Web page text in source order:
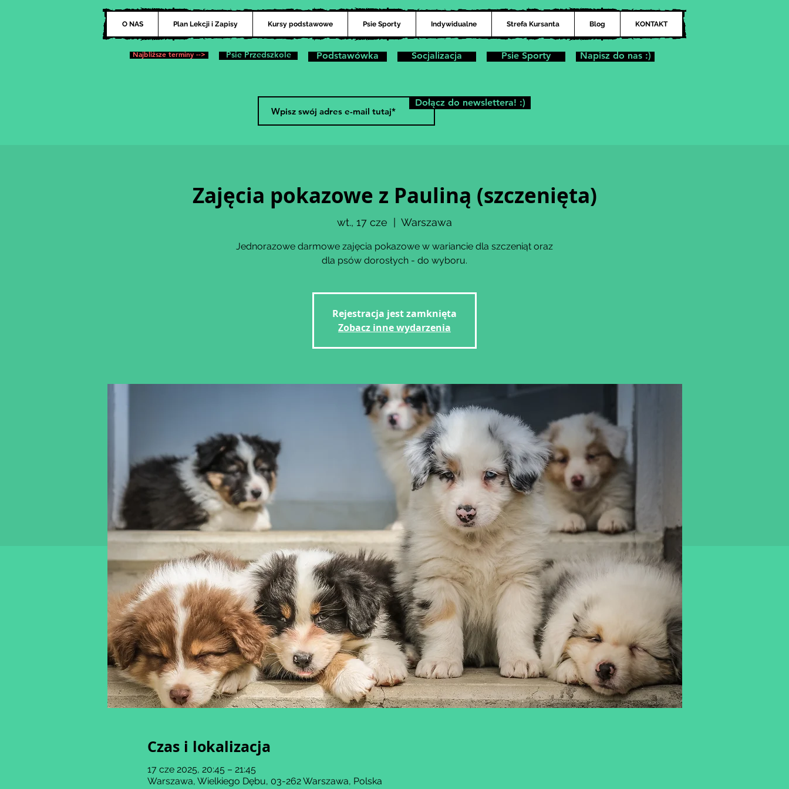
O NAS Plan Lekcji i Zapisy Kursy podstawowe Psie Sporty Indywidualne Strefa Kursanta Blog KONTAKT
Najbliższe terminy --> Psie Przedszkole Podstawówka Socjalizacja Psie Sporty Napisz do nas :)
Zajęcia pokazowe z Pauliną (szczenięta)
wt., 17 cze Warszawa
Jednorazowe darmowe zajęcia pokazowe w wariancie dla szczeniąt oraz
dla psów dorosłych - do wyboru.
Rejestracja jest zamknięta
Zobacz inne wydarzenia
Czas i lokalizacja
17 cze 2025, 20:45 – 21:45
Warszawa, Wielkiego Dębu, 03-262 Warszawa, Polska
Dołącz do newslettera! :)